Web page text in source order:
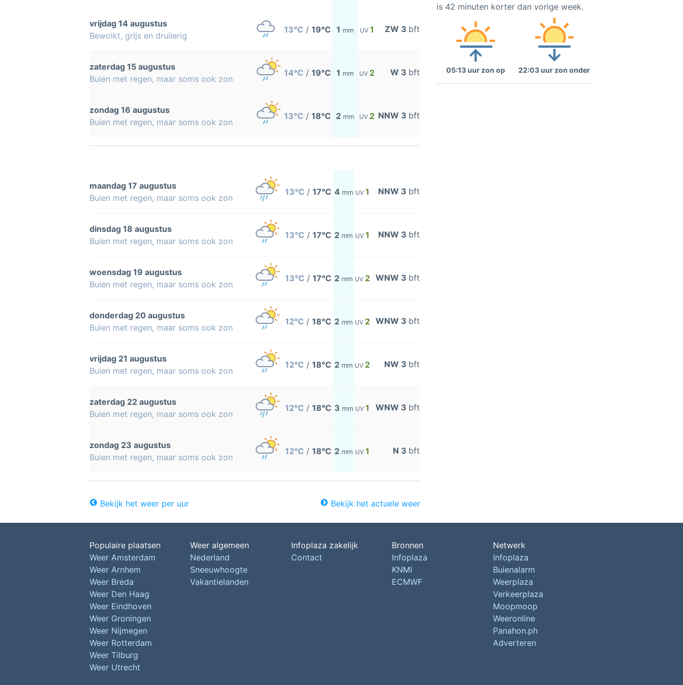
vrijdag 14 augustus
Bewolkt, grijs en druilerig
13°C / 19°C 1 mm UV 1 ZW 3 bft
zaterdag 15 augustus
Buien met regen, maar soms ook zon
14°C / 19°C 1 mm UV 2 W 3 bft
zondag 16 augustus
Buien met regen, maar soms ook zon
13°C / 18°C 2 mm UV 2 NNW 3 bft
maandag 17 augustus
Buien met regen, maar soms ook zon
13°C / 17°C 4 mm UV 1 NNW 3 bft
dinsdag 18 augustus
Buien met regen, maar soms ook zon
13°C / 17°C 2 mm UV 1 NNW 3 bft
woensdag 19 augustus
Buien met regen, maar soms ook zon
13°C / 17°C 2 mm UV 2 WNW 3 bft
donderdag 20 augustus
Buien met regen, maar soms ook zon
12°C / 18°C 2 mm UV 2 WNW 3 bft
vrijdag 21 augustus
Buien met regen, maar soms ook zon
12°C / 18°C 2 mm UV 2 NW 3 bft
zaterdag 22 augustus
Buien met regen, maar soms ook zon
12°C / 18°C 3 mm UV 1 WNW 3 bft
zondag 23 augustus
Buien met regen, maar soms ook zon
12°C / 18°C 2 mm UV 1 N 3 bft
Bekijk het weer per uur Bekijk het actuele weer
is 42 minuten korter dan vorige week.
05:13 uur zon op 22:03 uur zon onder
Populaire plaatsen
Weer Amsterdam
Weer Arnhem
Weer Breda
Weer Den Haag
Weer Eindhoven
Weer Groningen
Weer Nijmegen
Weer Rotterdam
Weer Tilburg
Weer Utrecht
Weer algemeen
Nederland
Sneeuwhoogte
Vakantielanden
Infoplaza zakelijk
Contact
Bronnen
Infoplaza
KNMI
ECMWF
Netwerk
Infoplaza
Buienalarm
Weerplaza
Verkeerplaza
Moopmoop
Weeronline
Panahon.ph
Adverteren